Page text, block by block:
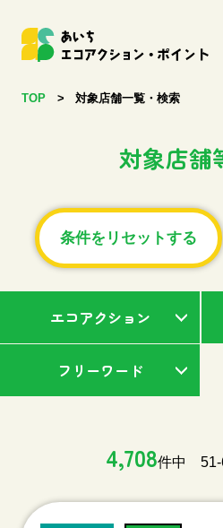
TOP > 対象店舗一覧・検索
対象店舗
条件をリセットする
エコアクション
フリーワード
4,708件中 51-